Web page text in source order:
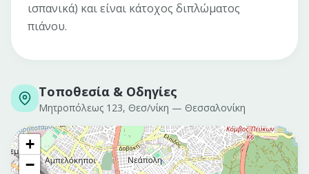
ισπανικά) και είναι κάτοχος διπλώματος
πιάνου.
Τοποθεσία & Οδηγίες
Μητροπόλεως 123, Θεσ/νίκη — Θεσσαλονίκη
+
−